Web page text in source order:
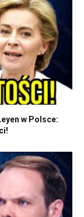
w Polsce: